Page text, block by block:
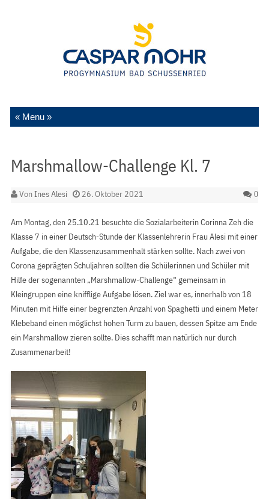
Zum Inhalt springen
Marshmallow-Challenge Kl. 7
VonInes Alesi 26. Oktober 2021 0
Am Montag, den 25.10.21 besuchte die Sozialarbeiterin Corinna Zeh die
Klasse 7 in einer Deutsch-Stunde der Klassenlehrerin Frau Alesi mit einer
Aufgabe, die den Klassenzusammenhalt stärken sollte. Nach zwei von
Corona geprägten Schuljahren sollten die Schülerinnen und Schüler mit
Hilfe der sogenannten „Marshmallow-Challenge“ gemeinsam in
Kleingruppen eine knifflige Aufgabe lösen. Ziel war es, innerhalb von 18
Minuten mit Hilfe einer begrenzten Anzahl von Spaghetti und einem Meter
Klebeband einen möglichst hohen Turm zu bauen, dessen Spitze am Ende
ein Marshmallow zieren sollte. Dies schafft man natürlich nur durch
Zusammenarbeit!